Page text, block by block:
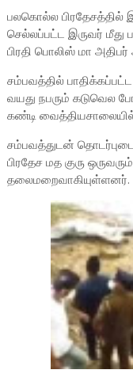
பலகொல்ல பிரதேசத்தில்
செல்லப்பட்ட இருவர்
பிரதி பொலிஸ் மா
சம்பவத்தில்
வயது நபரும் கடுவெல
கண்டி
சம்பவத்துடன்
பிரதேச மத குரு
தலைமறைவாகியுள்ளனர்.